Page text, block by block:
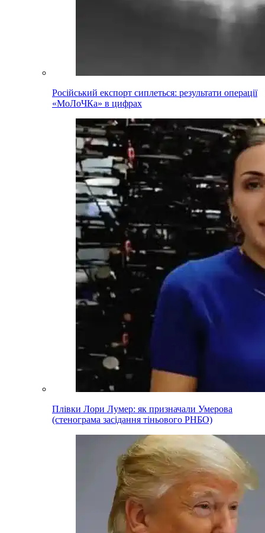
Російський експорт сиплеться: результати операції
«МоЛоЧКа» в цифрах
Плівки Лори Лумер: як призначали Умерова
(стенограма засідання тіньового РНБО)